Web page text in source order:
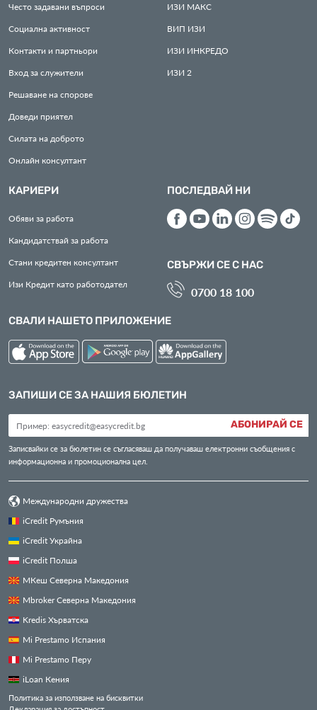
Често задавани въпроси
Социална активност
Контакти и партньори
Вход за служители
Решаване на спорове
Доведи приятел
Силата на доброто
Онлайн консултант
ИЗИ МАКС
ВИП ИЗИ
ИЗИ ИНКРЕДО
ИЗИ 2
КАРИЕРИ
Обяви за работа
Кандидатствай за работа
Стани кредитен консултант
Изи Кредит като работодател
ПОСЛЕДВАЙ НИ
СВЪРЖИ СЕ С НАС
0700 18 100
СВАЛИ НАШЕТО ПРИЛОЖЕНИЕ
ЗАПИШИ СЕ ЗА НАШИЯ БЮЛЕТИН
АБОНИРАЙ СЕ
Записвайки се за бюлетин се съгласяваш да получаваш електронни съобщения с
информационна и промоционална цел.
Международни дружества
iCredit Румъния
iCredit Украйна
iCredit Полша
МКеш Северна Македония
Mbroker Северна Македония
Kredis Хърватска
Mi Prestamo Испания
Mi Prestamo Перу
iLoan Кения
Политика за използване на бисквитки